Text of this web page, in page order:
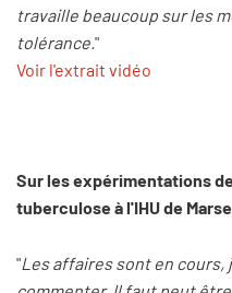
travaille beaucoup sur les
tolérance."
Voir l'extrait vidéo
Sur les expérimentations
tuberculose à l'IHU de
"Les affaires sont en cours,